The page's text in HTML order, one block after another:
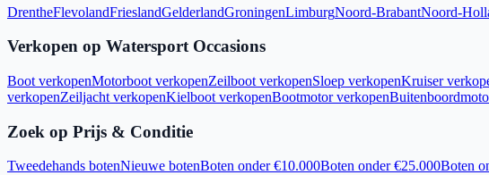
DrentheFlevolandFrieslandGelderlandGroningenLimburgNoord-BrabantNoord-
Verkopen op Watersport Occasions
Boot verkopenMotorboot verkopenZeilboot verkopenSloep verkopenKruiser
verkopenZeiljacht verkopenKielboot verkopenBootmotor verkopen
Zoek op Prijs & Conditie
Tweedehands botenNieuwe botenBoten onder €10.000Boten onder €25.000Boten